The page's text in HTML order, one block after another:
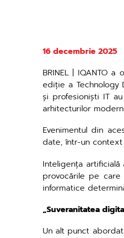
16 decembrie 2025
BRINEL | IQANTO
ediție a Technology
și profesioniști IT
arhitecturilor
Evenimentul din
date, într-un
Inteligența
provocările pe
informatice
„Suveranitatea
Un alt punct